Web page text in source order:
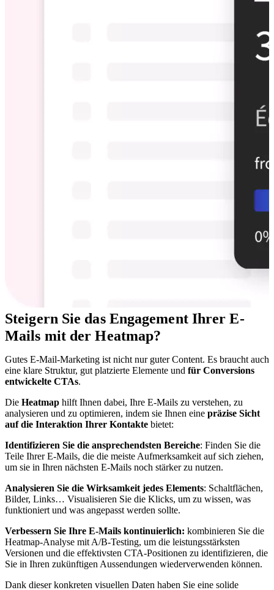
Steigern Sie das Engagement Ihrer E-
Mails mit der Heatmap?
Gutes E-Mail-Marketing ist nicht nur guter Content. Es braucht auch
eine klare Struktur, gut platzierte Elemente und für Conversions
entwickelte CTAs.
Die Heatmap hilft Ihnen dabei, Ihre E-Mails zu verstehen, zu
analysieren und zu optimieren, indem sie Ihnen eine präzise Sicht
auf die Interaktion Ihrer Kontakte bietet:
Identifizieren Sie die ansprechendsten Bereiche: Finden Sie die
Teile Ihrer E-Mails, die die meiste Aufmerksamkeit auf sich ziehen,
um sie in Ihren nächsten E-Mails noch stärker zu nutzen.
Analysieren Sie die Wirksamkeit jedes Elements: Schaltflächen,
Bilder, Links… Visualisieren Sie die Klicks, um zu wissen, was
funktioniert und was angepasst werden sollte.
Verbessern Sie Ihre E-Mails kontinuierlich: kombinieren Sie die
Heatmap-Analyse mit A/B-Testing, um die leistungsstärksten
Versionen und die effektivsten CTA-Positionen zu identifizieren, die
Sie in Ihren zukünftigen Aussendungen wiederverwenden können.
Dank dieser konkreten visuellen Daten haben Sie eine solide